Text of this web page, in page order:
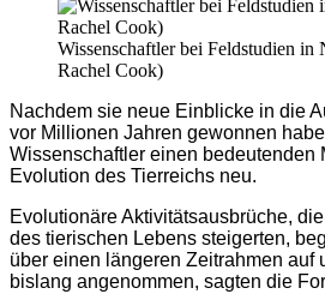
Wissenschaftler bei Feldstudien in
Rachel Cook)
Nachdem sie neue Einblicke in die
vor Millionen Jahren gewonnen
Wissenschaftler einen bedeutenden
Evolution des Tierreichs neu.
Evolutionäre Aktivitätsausbrüche,
des tierischen Lebens steigerten,
über einen längeren Zeitrahmen auf
bislang angenommen, sagten die